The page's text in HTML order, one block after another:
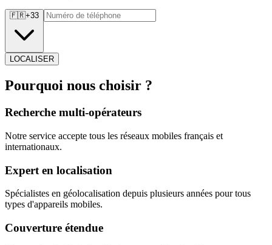
🇫🇷+33
LOCALISER
Pourquoi nous choisir ?
Recherche multi-opérateurs
Notre service accepte tous les réseaux mobiles français et
internationaux.
Expert en localisation
Spécialistes en géolocalisation depuis plusieurs années pour tous
types d'appareils mobiles.
Couverture étendue